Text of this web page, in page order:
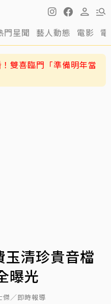
門星聞 藝人動態 電影
雙喜臨門「準備明年當
清珍貴音檔
曝光
傑／即時報導